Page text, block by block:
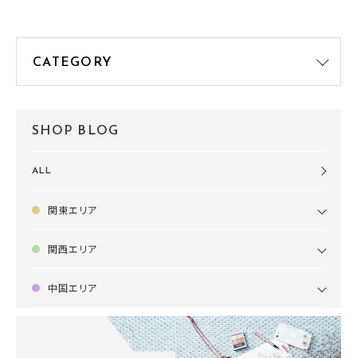
SHOP BLOG
ALL
関東エリア
関西エリア
中国エリア